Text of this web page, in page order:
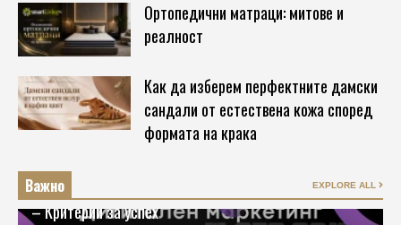
Ортопедични матраци: митове и
реалност
Как да изберем перфектните дамски
сандали от естествена кожа според
формата на крака
Важно EXPLORE ALL
Избор на партньор за комплексни дигитални услуги
– Критерии за успех